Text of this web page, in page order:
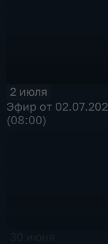
2 июля
Эфир от
(08:00)